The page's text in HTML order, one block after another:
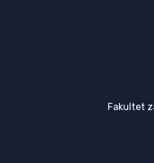
Fakultet